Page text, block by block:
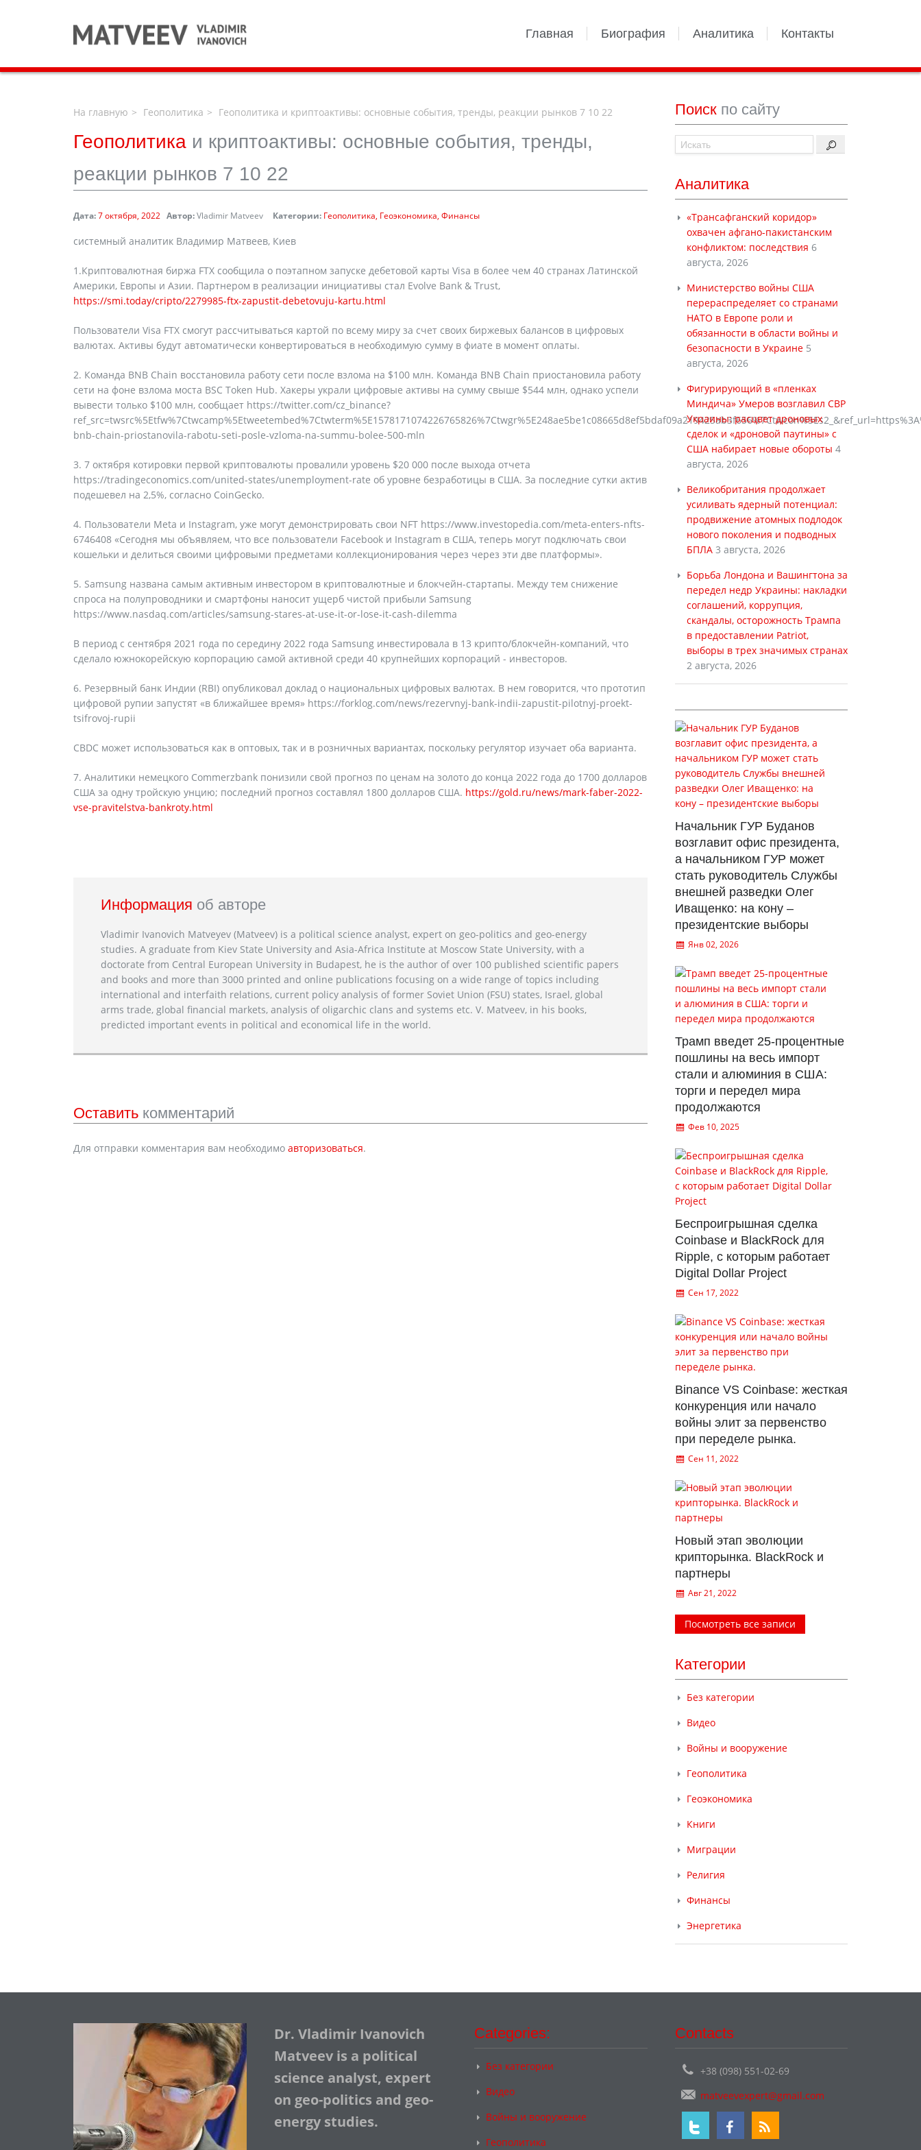
Главная Биография Аналитика Контакты
На главную Геополитика Геополитика и криптоактивы: основные события, тренды, реакции рынков 7 10 22
Геополитика и криптоактивы: основные события, тренды,
реакции рынков 7 10 22
Дата:7 октября, 2022 Автор:Vladimir Matveev Категории: Геополитика Геоэкономика Финансы
системный аналитик Владимир Матвеев, Киев
1.Криптовалютная биржа FTX сообщила о поэтапном запуске дебетовой карты Visa в более чем 40 странах Латинской
Америки, Европы и Азии. Партнером в реализации инициативы стал Evolve Bank & Trust,
https://smi.today/cripto/2279985-ftx-zapustit-debetovuju-kartu.html
Пользователи Visa FTX смогут рассчитываться картой по всему миру за счет своих биржевых балансов в цифровых
валютах. Активы будут автоматически конвертироваться в необходимую сумму в фиате в момент оплаты.
2. Команда BNB Chain восстановила работу сети после взлома на $100 млн. Команда BNB Chain приостановила работу
сети на фоне взлома моста BSC Token Hub. Хакеры украли цифровые активы на сумму свыше $544 млн, однако успели
вывести только $100 млн, сообщает https://twitter.com/cz_binance?
bnb-chain-priostanovila-rabotu-seti-posle-vzloma-na-summu-bolee-500-mln
3. 7 октября котировки первой криптовалюты провалили уровень $20 000 после выхода отчета
https://tradingeconomics.com/united-states/unemployment-rate об уровне безработицы в США. За последние сутки актив
подешевел на 2,5%, согласно CoinGecko.
4. Пользователи Meta и Instagram, уже могут демонстрировать свои NFT https://www.investopedia.com/meta-enters-nfts-
6746408 «Сегодня мы объявляем, что все пользователи Facebook и Instagram в США, теперь могут подключать свои
кошельки и делиться своими цифровыми предметами коллекционирования через через эти две платформы».
5. Samsung названа самым активным инвестором в криптовалютные и блокчейн-стартапы. Между тем снижение
спроса на полупроводники и смартфоны наносит ущерб чистой прибыли Samsung
https://www.nasdaq.com/articles/samsung-stares-at-use-it-or-lose-it-cash-dilemma
В период с сентября 2021 года по середину 2022 года Samsung инвестировала в 13 крипто/блокчейн-компаний, что
сделало южнокорейскую корпорацию самой активной среди 40 крупнейших корпораций - инвесторов.
6. Резервный банк Индии (RBI) опубликовал доклад о национальных цифровых валютах. В нем говорится, что прототип
цифровой рупии запустят «в ближайшее время» https://forklog.com/news/rezervnyj-bank-indii-zapustit-pilotnyj-proekt-
tsifrovoj-rupii
CBDC может использоваться как в оптовых, так и в розничных вариантах, поскольку регулятор изучает оба варианта.
7. Аналитики немецкого Commerzbank понизили свой прогноз по ценам на золото до конца 2022 года до 1700 долларов
США за одну тройскую унцию; последний прогноз составлял 1800 долларов США. https://gold.ru/news/mark-faber-2022-
vse-pravitelstva-bankroty.html
Информация об авторе
Vladimir Ivanovich Matveyev (Matveev) is a political science analyst, expert on geo-politics and geo-energy
studies. A graduate from Kiev State University and Asia-Africa Institute at Moscow State University, with a
doctorate from Central European University in Budapest, he is the author of over 100 published scientific papers
and books and more than 3000 printed and online publications focusing on a wide range of topics including
international and interfaith relations, current policy analysis of former Soviet Union (FSU) states, Israel, global
arms trade, global financial markets, analysis of oligarchic clans and systems etc. V. Matveev, in his books,
predicted important events in political and economical life in the world.
Оставить комментарий
Для отправки комментария вам необходимо авторизоваться.
Поиск по сайту
Аналитика
«Трансафганский коридор»
охвачен афгано-пакистанским
конфликтом: последствия 6
августа, 2026
Министерство войны США
перераспределяет со странами
НАТО в Европе роли и
обязанности в области войны и
безопасности в Украине 5
августа, 2026
Фигурирующий в «пленках
Миндича» Умеров возглавил СВР
Украины: расцвет дроновых
сделок и «дроновой паутины» с
США набирает новые обороты 4
августа, 2026
Великобритания продолжает
усиливать ядерный потенциал:
продвижение атомных подлодок
нового поколения и подводных
БПЛА 3 августа, 2026
Борьба Лондона и Вашингтона за
передел недр Украины: накладки
соглашений, коррупция,
скандалы, осторожность Трампа
в предоставлении Patriot,
выборы в трех значимых странах
2 августа, 2026
Начальник ГУР Буданов
возглавит офис президента,
а начальником ГУР может
стать руководитель Службы
внешней разведки Олег
Иващенко: на кону –
президентские выборы
Янв 02, 2026
Трамп введет 25-процентные
пошлины на весь импорт
стали и алюминия в США:
торги и передел мира
продолжаются
Фев 10, 2025
Беспроигрышная сделка
Coinbase и BlackRock для
Ripple, с которым работает
Digital Dollar Project
Сен 17, 2022
Binance VS Coinbase: жесткая
конкуренция или начало
войны элит за первенство
при переделе рынка.
Сен 11, 2022
Новый этап эволюции
крипторынка. BlackRock и
партнеры
Авг 21, 2022
Посмотреть все записи
Категории
Без категории
Видео
Войны и вооружение
Геополитика
Геоэкономика
Книги
Миграции
Религия
Финансы
Энергетика
Dr. Vladimir Ivanovich
Matveev is a political
science analyst, expert
on geo-politics and geo-
energy studies.
Categories:
Без категории
Видео
Войны и вооружение
Геополитика
Contacts
+38 (098) 551-02-69
matveevexpert@gmail.com